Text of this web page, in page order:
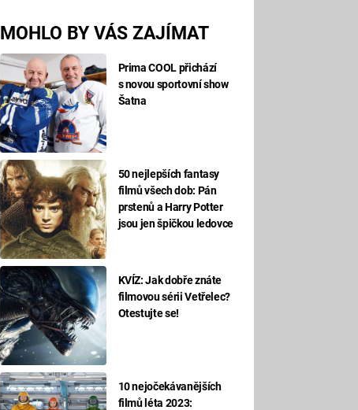
MOHLO BY VÁS ZAJÍMAT
Prima COOL přichází
s novou sportovní show
Šatna
50 nejlepších fantasy
filmů všech dob: Pán
prstenů a Harry Potter
jsou jen špičkou ledovce
KVÍZ: Jak dobře znáte
filmovou sérii Vetřelec?
Otestujte se!
10 nejočekávanějších
filmů léta 2023: